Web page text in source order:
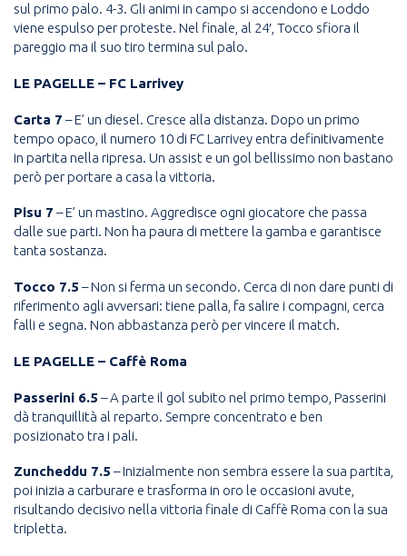
sul primo palo. 4-3. Gli animi in campo si accendono e Loddo
viene espulso per proteste. Nel finale, al 24′, Tocco sfiora il
pareggio ma il suo tiro termina sul palo.
LE PAGELLE – FC Larrivey
Carta 7 – E’ un diesel. Cresce alla distanza. Dopo un primo
tempo opaco, il numero 10 di FC Larrivey entra definitivamente
in partita nella ripresa. Un assist e un gol bellissimo non bastano
però per portare a casa la vittoria.
Pisu 7 – E’ un mastino. Aggredisce ogni giocatore che passa
dalle sue parti. Non ha paura di mettere la gamba e garantisce
tanta sostanza.
Tocco 7.5 – Non si ferma un secondo. Cerca di non dare punti di
riferimento agli avversari: tiene palla, fa salire i compagni, cerca
falli e segna. Non abbastanza però per vincere il match.
LE PAGELLE – Caffè Roma
Passerini 6.5 – A parte il gol subito nel primo tempo, Passerini
dà tranquillità al reparto. Sempre concentrato e ben
posizionato tra i pali.
Zuncheddu 7.5 – Inizialmente non sembra essere la sua partita,
poi inizia a carburare e trasforma in oro le occasioni avute,
risultando decisivo nella vittoria finale di Caffè Roma con la sua
tripletta.